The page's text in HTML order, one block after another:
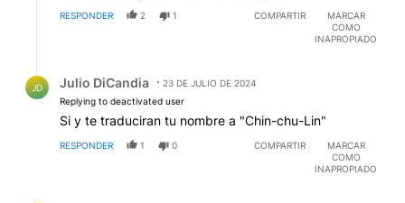
RESPONDER 2 1 COMPARTIR
MARCAR
COMO
INAPROPIADO
JD Julio DiCandia
23 DE JULIO DE 2024
Replying to deactivated user
Si y te traduciran tu nombre a "Chin-chu-Lin"
RESPONDER 1 0 COMPARTIR
MARCAR
COMO
INAPROPIADO